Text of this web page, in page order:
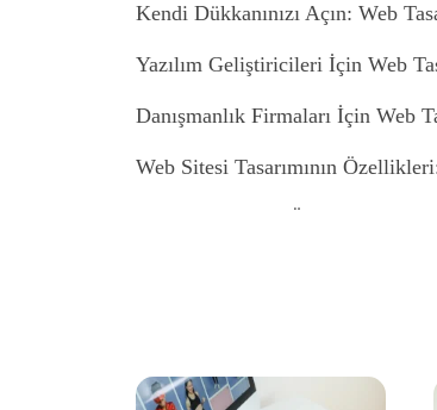
Kendi Dükkanınızı Açın: Web
Yazılım Geliştiricileri İçin Web
Danışmanlık Firmaları İçin Web
Web Sitesi Tasarımının
Aksaray Online Arayüz